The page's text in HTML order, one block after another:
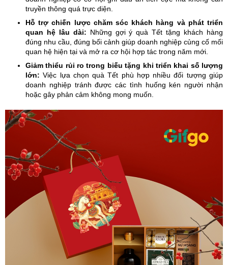
truyền thông quá trực diện.
Hỗ trợ chiến lược chăm sóc khách hàng và phát triển
quan hệ lâu dài: Những gợi ý quà Tết tặng khách hàng
đúng nhu cầu, đúng bối cảnh giúp doanh nghiệp củng cố mối
quan hệ hiện tại và mở ra cơ hội hợp tác trong năm mới.
Giảm thiểu rủi ro trong biếu tặng khi triển khai số lượng
lớn: Việc lựa chọn quà Tết phù hợp nhiều đối tượng giúp
doanh nghiệp tránh được các tình huống kén người nhận
hoặc gây phản cảm không mong muốn.